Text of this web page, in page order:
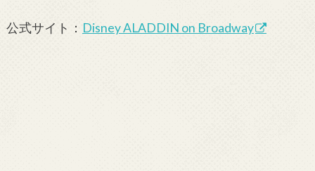
公式サイト： Disney ALADDIN on Broadway